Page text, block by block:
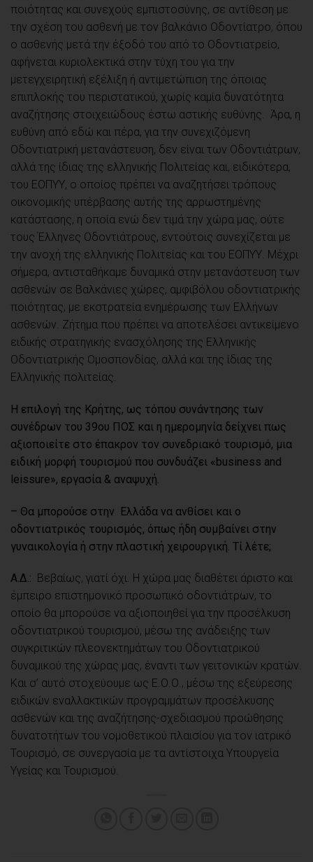
ποιότητας και συνεχούς εμπιστοσύνης, σε αντίθεση με
την σχέση του ασθενή με τον βαλκάνιο Οδοντίατρο, όπου
ο ασθενής μετά την έξοδό του από το Οδοντιατρείο,
αφήνεται κυριολεκτικά στην τύχη του για την
μετεγχειρητική εξέλιξη ή αντιμετώπιση της όποιας
επιπλοκής του περιστατικού, χωρίς καμία δυνατότητα
αναζήτησης στοιχειώδους έστω αστικής ευθύνης. Άρα, η
ευθύνη από εδώ και πέρα, για την συνεχιζόμενη
Οδοντιατρική μετανάστευση, δεν είναι των Οδοντιάτρων,
αλλά της ίδιας της ελληνικής Πολιτείας και, ειδικότερα,
του ΕΟΠΥΥ, ο οποίος πρέπει να αναζητήσει τρόπους
οικονομικής υπέρβασης αυτής της αρρωστημένης
κατάστασης, η οποία ενώ δεν τιμά την χώρα μας, ούτε
τους Έλληνες Οδοντιάτρους, εντούτοις συνεχίζεται με
την ανοχή της ελληνικής Πολιτείας και του ΕΟΠΥΥ. Μέχρι
σήμερα, αντισταθήκαμε δυναμικά στην μετανάστευση των
ασθενών σε Βαλκάνιες χώρες, αμφιβόλου οδοντιατρικής
ποιότητας, με εκστρατεία ενημέρωσης των Ελλήνων
ασθενών. Ζήτημα που πρέπει να αποτελέσει αντικείμενο
ειδικής στρατηγικής ενασχόλησης της Ελληνικής
Οδοντιατρικής Ομοσπονδίας, αλλά και της ίδιας της
Ελληνικής πολιτείας.
H επιλογή της Κρήτης, ως τόπου συνάντησης των
συνέδρων του 39ου ΠΟΣ και η ημερομηνία δείχνει πως
αξιοποιείτε στο έπακρον τον συνεδριακό τουρισμό, μια
ειδική μορφή τουρισμού που συνδυάζει «business and
leissure», εργασία & αναψυχή.
– Θα μπορούσε στην Ελλάδα να ανθίσει και ο
οδοντιατρικός τουρισμός, όπως ήδη συμβαίνει στην
γυναικολογία ή στην πλαστική χειρουργική. Τί λέτε;
Α.Δ.: Βεβαίως, γιατί όχι. Η χώρα μας διαθέτει άριστο και
έμπειρο επιστημονικό προσωπικό οδοντιάτρων, το
οποίο θα μπορούσε να αξιοποιηθεί για την προσέλκυση
οδοντιατρικού τουρισμού, μέσω της ανάδειξης των
συγκριτικών πλεονεκτημάτων του Οδοντιατρικού
δυναμικού της χώρας μας, έναντι των γειτονικών κρατών.
Και σ’ αυτό στοχεύουμε ως Ε.Ο.Ο., μέσω της εξεύρεσης
ειδικών εναλλακτικών προγραμμάτων προσέλκυσης
ασθενών και της αναζήτησης-σχεδιασμού προώθησης
δυνατοτήτων του νομοθετικού πλαισίου για τον ιατρικό
Τουρισμό, σε συνεργασία με τα αντίστοιχα Υπουργεία
Υγείας και Τουρισμού.